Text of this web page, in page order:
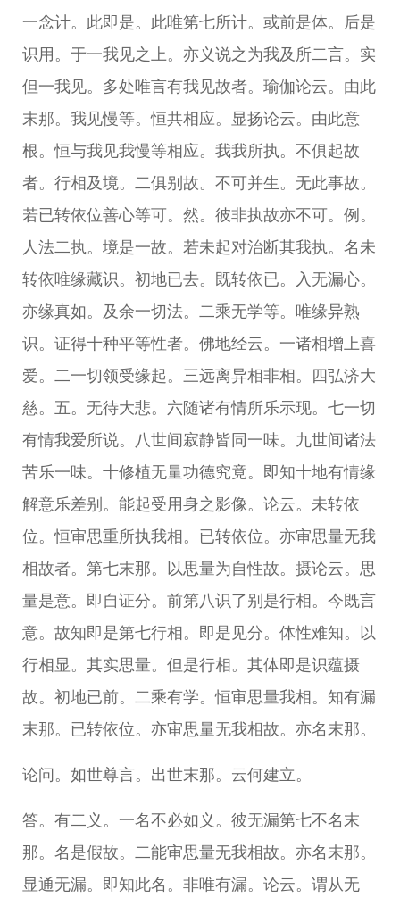
一念计。此即是。此唯第七所计。或前是体。后是
识用。于一我见之上。亦义说之为我及所二言。实
但一我见。多处唯言有我见故者。瑜伽论云。由此
末那。我见慢等。恒共相应。显扬论云。由此意
根。恒与我见我慢等相应。我我所执。不俱起故
者。行相及境。二俱别故。不可并生。无此事故。
若已转依位善心等可。然。彼非执故亦不可。例。
人法二执。境是一故。若未起对治断其我执。名未
转依唯缘藏识。初地已去。既转依已。入无漏心。
亦缘真如。及余一切法。二乘无学等。唯缘异熟
识。证得十种平等性者。佛地经云。一诸相增上喜
爱。二一切领受缘起。三远离异相非相。四弘济大
慈。五。无待大悲。六随诸有情所乐示现。七一切
有情我爱所说。八世间寂静皆同一味。九世间诸法
苦乐一味。十修植无量功德究竟。即知十地有情缘
解意乐差别。能起受用身之影像。论云。未转依
位。恒审思重所执我相。已转依位。亦审思量无我
相故者。第七末那。以思量为自性故。摄论云。思
量是意。即自证分。前第八识了别是行相。今既言
意。故知即是第七行相。即是见分。体性难知。以
行相显。其实思量。但是行相。其体即是识蕴摄
故。初地已前。二乘有学。恒审思量我相。知有漏
末那。已转依位。亦审思量无我相故。亦名末那。
论问。如世尊言。出世末那。云何建立。
答。有二义。一名不必如义。彼无漏第七不名末
那。名是假故。二能审思量无我相故。亦名末那。
显通无漏。即知此名。非唯有漏。论云。谓从无